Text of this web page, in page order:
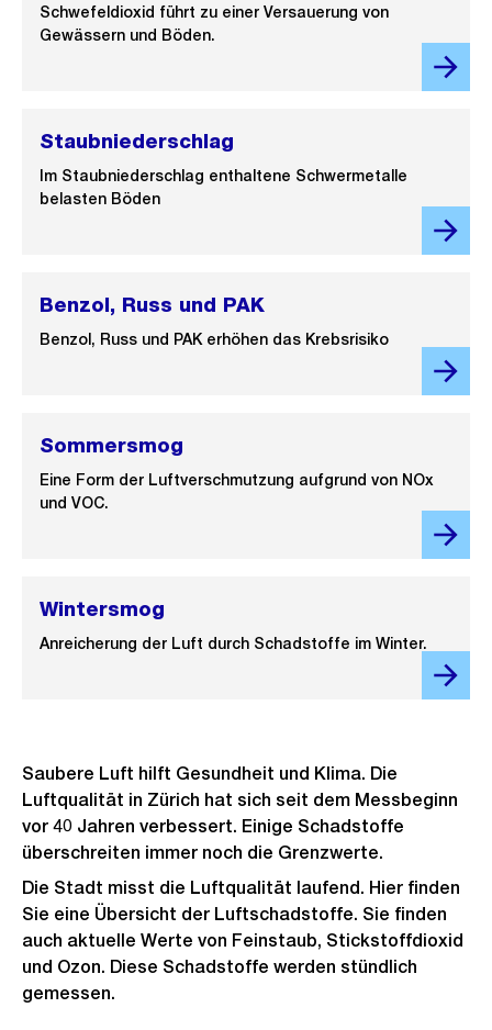
Schwefeldioxid führt zu einer Versauerung von
Gewässern und Böden.
Staubniederschlag
Im Staubniederschlag enthaltene Schwermetalle
belasten Böden
Benzol, Russ und PAK
Benzol, Russ und PAK erhöhen das Krebsrisiko
Sommersmog
Eine Form der Luftverschmutzung aufgrund von NOx
und VOC.
Wintersmog
Anreicherung der Luft durch Schadstoffe im Winter.
Saubere Luft hilft Gesundheit und Klima. Die
Luftqualität in Zürich hat sich seit dem Messbeginn
vor 40 Jahren verbessert. Einige Schadstoffe
überschreiten immer noch die Grenzwerte.
Die Stadt misst die Luftqualität laufend. Hier finden
Sie eine Übersicht der Luftschadstoffe. Sie finden
auch aktuelle Werte von Feinstaub, Stickstoffdioxid
und Ozon. Diese Schadstoffe werden stündlich
gemessen.